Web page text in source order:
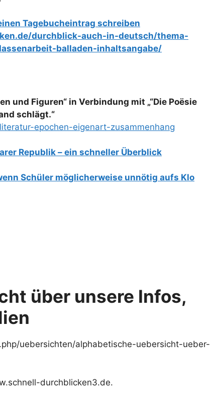
Tagebucheintrag schreiben
durchblick-auch-in-deutsch/thema-
balladen-inhaltsangabe/
und Figuren“ in Verbindung mit „“Die Poësie
schlägt.“
epochen-eigenart-zusammenhang
Republik – ein schneller Überblick
Schüler möglicherweise unnötig aufs Klo
über unsere Infos,
uebersichten/alphabetische-uebersicht-ueber-
durchblicken3.de.